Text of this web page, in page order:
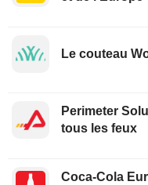
Le couteau
Perimeter
tous les feux
Coca-Cola